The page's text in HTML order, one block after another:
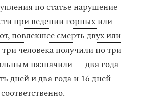
по статьенарушение
при ведении горных или
повлекшее смерть двух или
три человека получили по три
назначили — два года
дней и два года и 16 дней